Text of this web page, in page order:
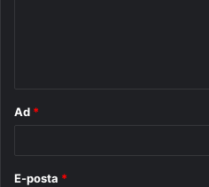
Ad *
E-posta *